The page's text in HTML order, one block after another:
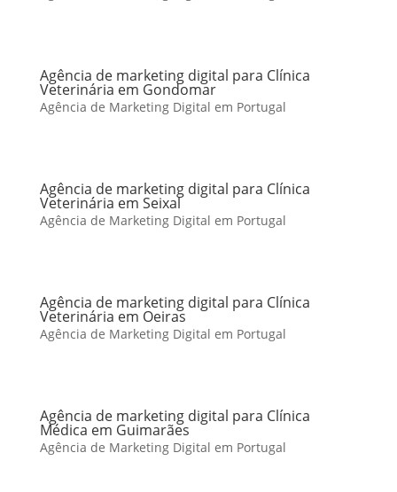
Agência de marketing digital para Clínica
Veterinária em Gondomar
Agência de Marketing Digital em Portugal
Agência de marketing digital para Clínica
Veterinária em Seixal
Agência de Marketing Digital em Portugal
Agência de marketing digital para Clínica
Veterinária em Oeiras
Agência de Marketing Digital em Portugal
Agência de marketing digital para Clínica
Médica em Guimarães
Agência de Marketing Digital em Portugal